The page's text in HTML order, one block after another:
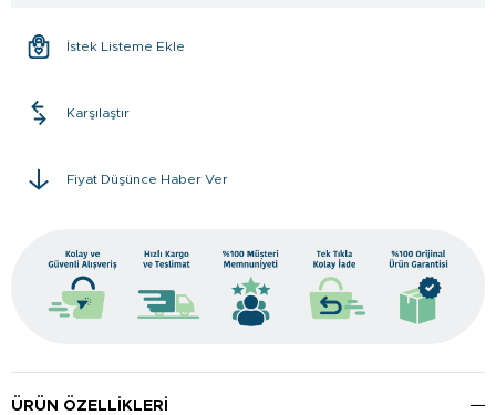
İstek Listeme Ekle
Karşılaştır
Fiyat Düşünce Haber Ver
ÜRÜN ÖZELLIKLERI